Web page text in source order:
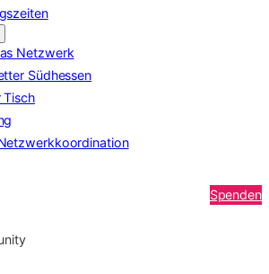
Netzwerk
Südhessen
Tisch
Spenden